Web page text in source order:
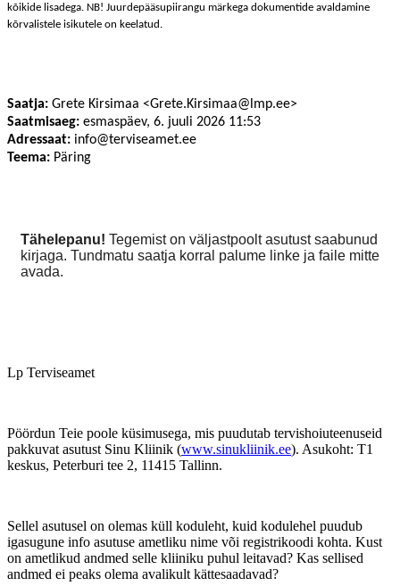
kõikide lisadega. NB! Juurdepääsupiirangu märkega dokumentide avaldamine
kõrvalistele isikutele on keelatud.
Saatja: Grete Kirsimaa <Grete.Kirsimaa@lmp.ee>
Saatmisaeg: esmaspäev, 6. juuli 2026 11:53
Adressaat: info@terviseamet.ee
Teema: Päring
Tähelepanu! Tegemist on väljastpoolt asutust saabunud
kirjaga. Tundmatu saatja korral palume linke ja faile mitte
avada.
Lp Terviseamet
Pöördun Teie poole küsimusega, mis puudutab tervishoiuteenuseid
pakkuvat asutust Sinu Kliinik (www.sinukliinik.ee). Asukoht: T1
keskus, Peterburi tee 2, 11415 Tallinn.
Sellel asutusel on olemas küll koduleht, kuid kodulehel puudub
igasugune info asutuse ametliku nime või registrikoodi kohta. Kust
on ametlikud andmed selle kliiniku puhul leitavad? Kas sellised
andmed ei peaks olema avalikult kättesaadavad?